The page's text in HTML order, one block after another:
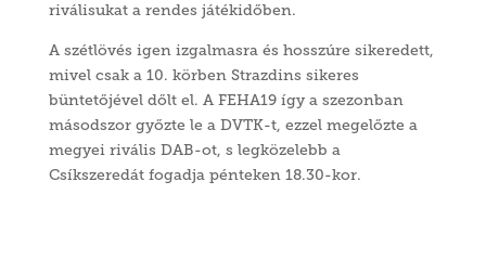
riválisukat a rendes játékidőben.
A szétlövés igen izgalmasra és hosszúre sikeredett,
mivel csak a 10. körben Strazdins sikeres
büntetőjével dőlt el. A FEHA19 így a szezonban
másodszor győzte le a DVTK-t, ezzel megelőzte a
megyei rivális DAB-ot, s legközelebb a
Csíkszeredát fogadja pénteken 18.30-kor.